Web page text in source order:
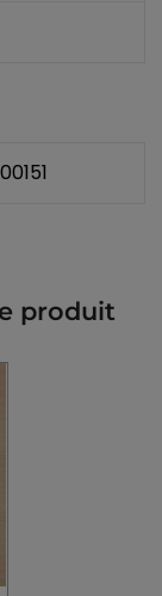
produit